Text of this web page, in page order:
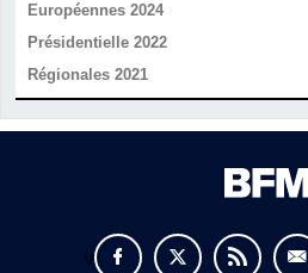
Européennes 2024
Présidentielle 2022
Régionales 2021
v